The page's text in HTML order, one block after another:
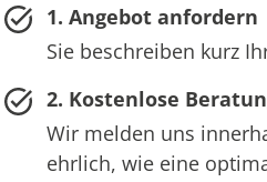
1. Angebot anfordern
Sie beschreiben kurz
2. Kostenlose
Wir melden uns
ehrlich, wie eine